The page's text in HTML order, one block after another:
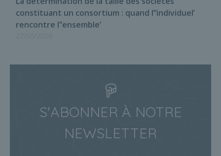
constituant un consortium : quand l’‘individuel’
rencontre l’‘ensemble’
S'ABONNER À NOTRE
NEWSLETTER